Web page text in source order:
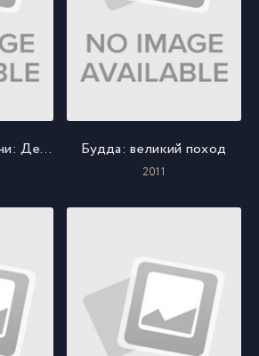
Мой маленький пони: Девочки из Эквестрии – Радужный рок Будда: великий поход
2011